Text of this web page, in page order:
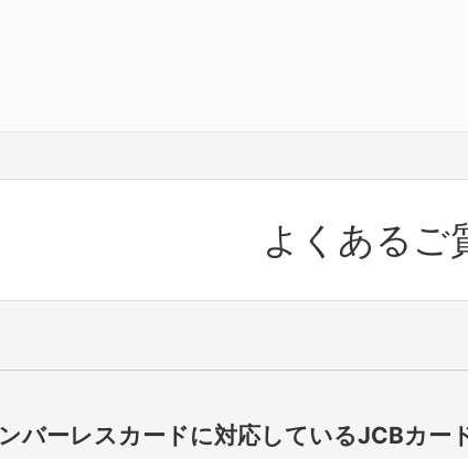
よくあるご
バーレスカードに対応しているJCBカー